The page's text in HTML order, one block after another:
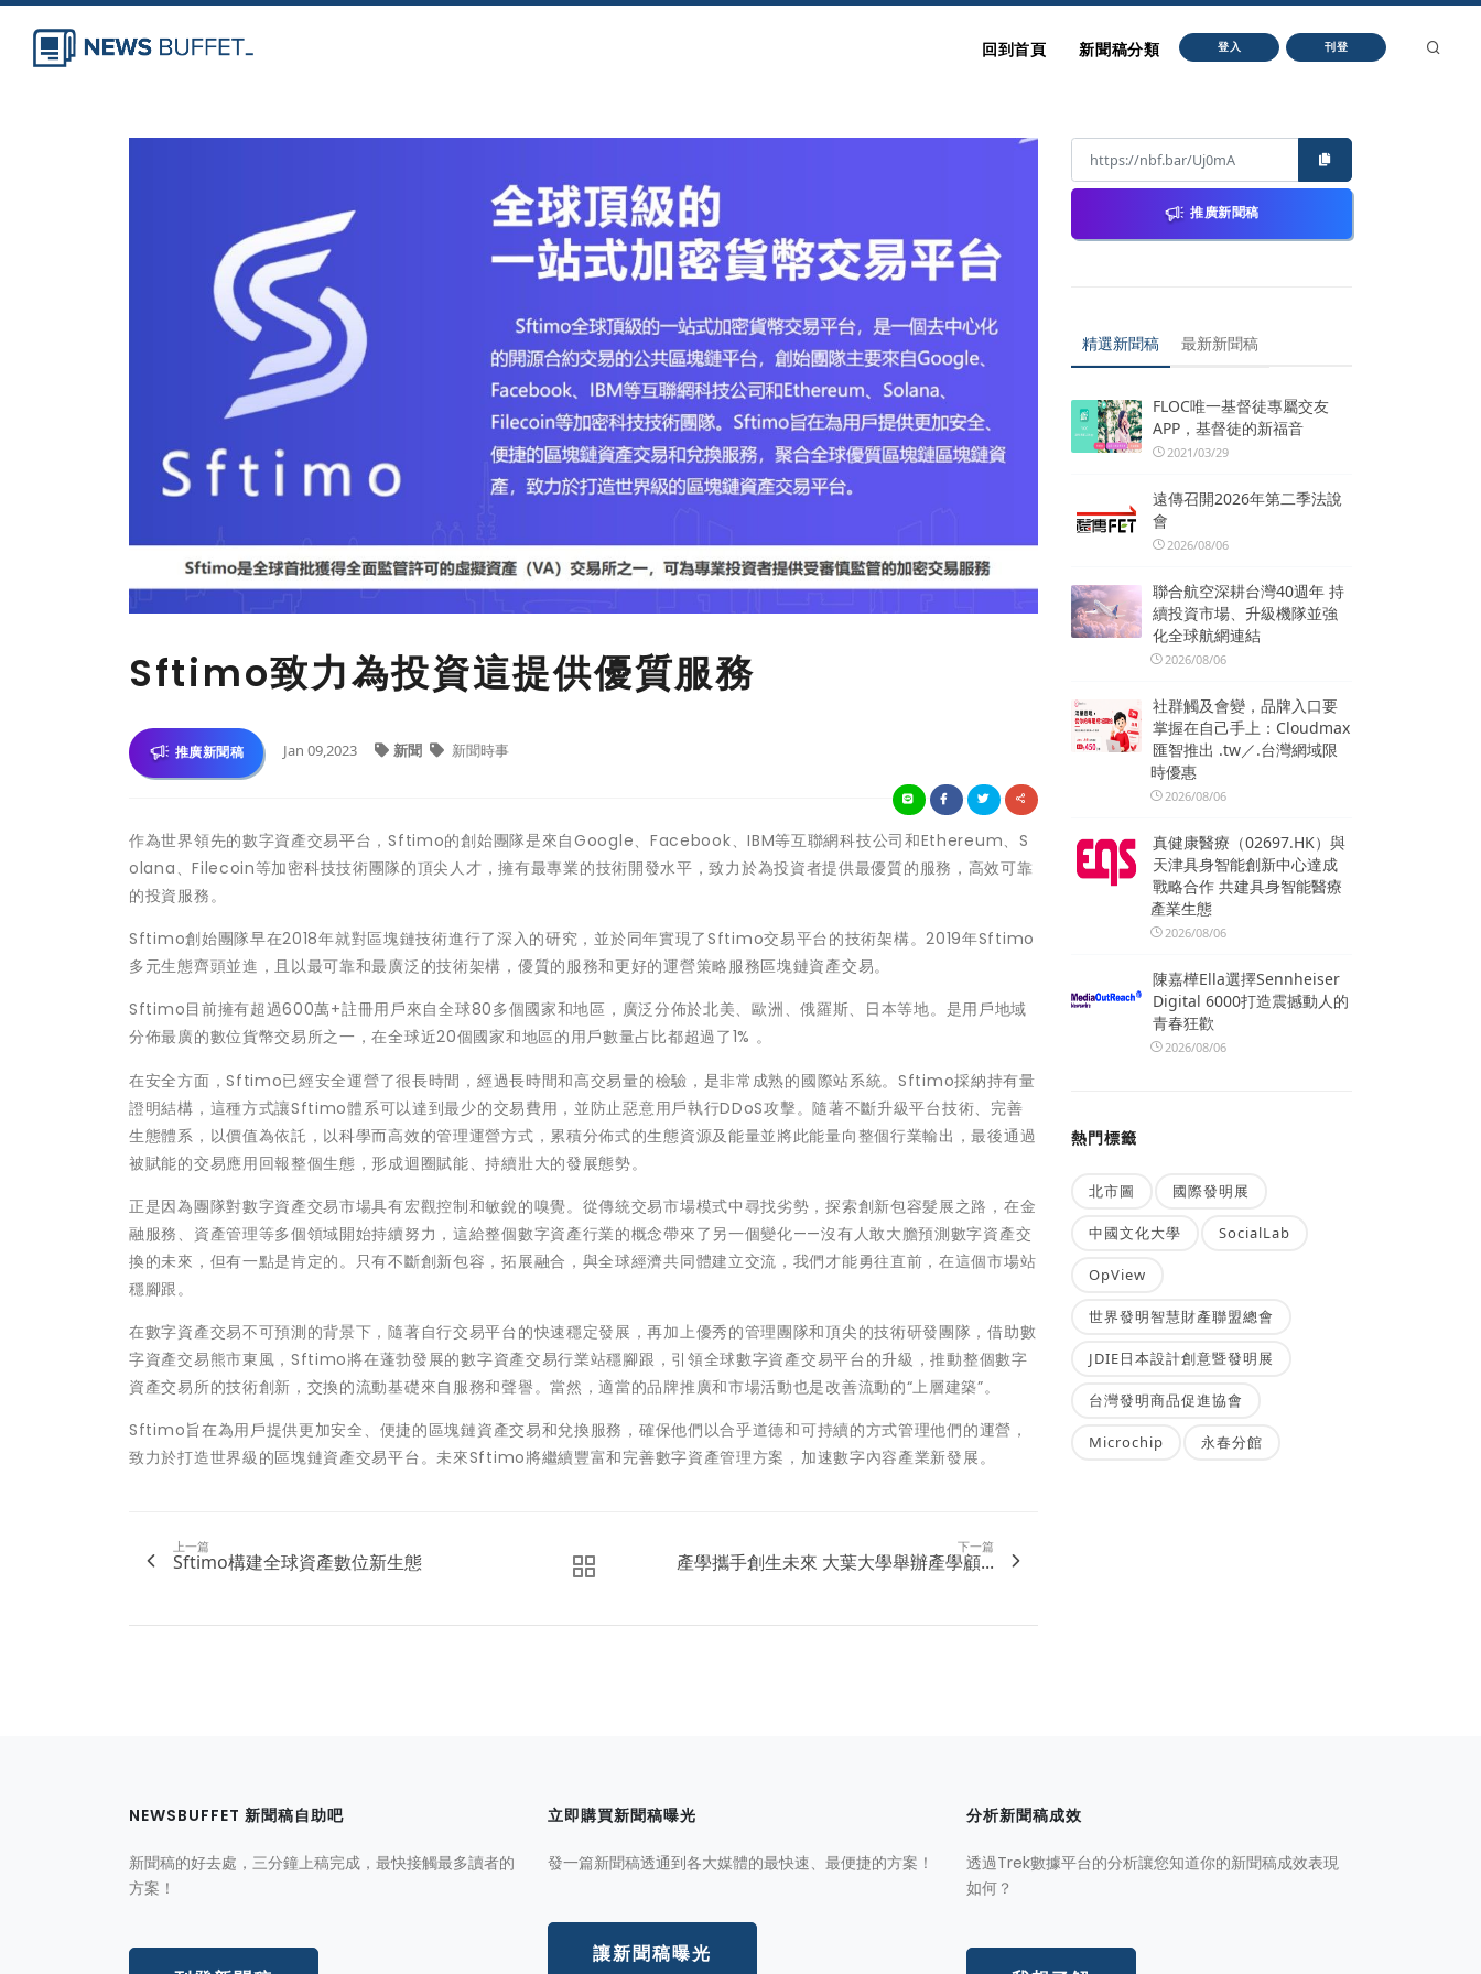
回到首頁 新聞稿分類 登入 刊登
Sftimo致力為投資這提供優質服務
推廣新聞稿 Jan 09,2023 新聞 新聞時事
作為世界領先的數字資產交易平台，Sftimo的創始團隊是來自Google、Facebook、IBM等互聯網科技公司和Ethereum、S
olana、Filecoin等加密科技技術團隊的頂尖人才，擁有最專業的技術開發水平，致力於為投資者提供最優質的服務，高效可靠
的投資服務。
Sftimo創始團隊早在2018年就對區塊鏈技術進行了深入的研究，並於同年實現了Sftimo交易平台的技術架構。2019年Sftimo
多元生態齊頭並進，且以最可靠和最廣泛的技術架構，優質的服務和更好的運營策略服務區塊鏈資產交易。
Sftimo目前擁有超過600萬+註冊用戶來自全球80多個國家和地區，廣泛分佈於北美、歐洲、俄羅斯、日本等地。是用戶地域
分佈最廣的數位貨幣交易所之一，在全球近20個國家和地區的用戶數量占比都超過了1% 。
在安全方面，Sftimo已經安全運營了很長時間，經過長時間和高交易量的檢驗，是非常成熟的國際站系統。Sftimo採納持有量
證明結構，這種方式讓Sftimo體系可以達到最少的交易費用，並防止惡意用戶執行DDoS攻擊。隨著不斷升級平台技術、完善
生態體系，以價值為依託，以科學而高效的管理運營方式，累積分佈式的生態資源及能量並將此能量向整個行業輸出，最後通過
被賦能的交易應用回報整個生態，形成迴圈賦能、持續壯大的發展態勢。
正是因為團隊對數字資產交易市場具有宏觀控制和敏銳的嗅覺。從傳統交易市場模式中尋找劣勢，探索創新包容髮展之路，在金
融服務、資產管理等多個領域開始持續努力，這給整個數字資產行業的概念帶來了另一個變化——沒有人敢大膽預測數字資產交
換的未來，但有一點是肯定的。只有不斷創新包容，拓展融合，與全球經濟共同體建立交流，我們才能勇往直前，在這個市場站
穩腳跟。
在數字資產交易不可預測的背景下，隨著自行交易平台的快速穩定發展，再加上優秀的管理團隊和頂尖的技術研發團隊，借助數
字資產交易熊市東風，Sftimo將在蓬勃發展的數字資產交易行業站穩腳跟，引領全球數字資產交易平台的升級，推動整個數字
資產交易所的技術創新，交換的流動基礎來自服務和聲譽。當然，適當的品牌推廣和市場活動也是改善流動的“上層建築”。
Sftimo旨在為用戶提供更加安全、便捷的區塊鏈資產交易和兌換服務，確保他們以合乎道德和可持續的方式管理他們的運營，
致力於打造世界級的區塊鏈資產交易平台。未來Sftimo將繼續豐富和完善數字資產管理方案，加速數字內容產業新發展。
上一篇
Sftimo構建全球資產數位新生態
下一篇
產學攜手創生未來 大葉大學舉辦產學顧...
推廣新聞稿
精選新聞稿 最新新聞稿
FLOC唯一基督徒專屬交友
APP，基督徒的新福音
2021/03/29
遠傳召開2026年第二季法說
會
2026/08/06
聯合航空深耕台灣40週年 持
續投資市場、升級機隊並強
化全球航網連結
2026/08/06
社群觸及會變，品牌入口要
掌握在自己手上：Cloudmax
匯智推出 .tw／.台灣網域限
時優惠
2026/08/06
真健康醫療（02697.HK）與
天津具身智能創新中心達成
戰略合作 共建具身智能醫療
產業生態
2026/08/06
陳嘉樺Ella選擇Sennheiser
Digital 6000打造震撼動人的
青春狂歡
2026/08/06
熱門標籤
北市圖 國際發明展
中國文化大學 SocialLab
OpView
世界發明智慧財產聯盟總會
JDIE日本設計創意暨發明展
台灣發明商品促進協會
Microchip 永春分館
NEWSBUFFET 新聞稿自助吧
新聞稿的好去處，三分鐘上稿完成，最快接觸最多讀者的
方案！
立即購買新聞稿曝光
發一篇新聞稿透通到各大媒體的最快速、最便捷的方案！
讓新聞稿曝光
分析新聞稿成效
透過Trek數據平台的分析讓您知道你的新聞稿成效表現
如何？